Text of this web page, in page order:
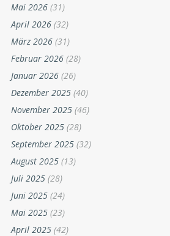
Mai 2026 (31)
April 2026 (32)
März 2026 (31)
Februar 2026 (28)
Januar 2026 (26)
Dezember 2025 (40)
November 2025 (46)
Oktober 2025 (28)
September 2025 (32)
August 2025 (13)
Juli 2025 (28)
Juni 2025 (24)
Mai 2025 (23)
April 2025 (42)